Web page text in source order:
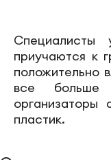
Специалисты
приучаются к
положительно
все больше
организаторы
пластик.